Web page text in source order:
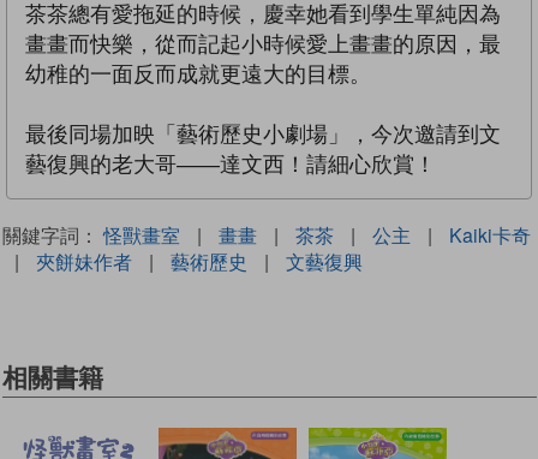
茶茶總有愛拖延的時候，慶幸她看到學生單純因為
畫畫而快樂，從而記起小時候愛上畫畫的原因，最
幼稚的一面反而成就更遠大的目標。
最後同場加映「藝術歷史小劇場」，今次邀請到文
藝復興的老大哥——達文西！請細心欣賞！
關鍵字詞：怪獸畫室 | 畫畫 | 茶茶 | 公主 |
Kaiki卡奇
|
夾餅妹作者 | 藝術歷史 | 文藝復興
相關書籍